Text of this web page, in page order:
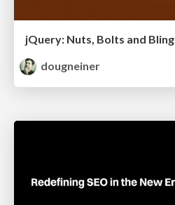
jQuery: Nuts, Bolts and Bling
dougneiner